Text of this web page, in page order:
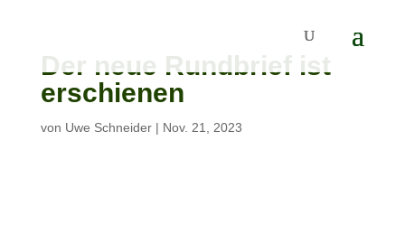
Der neue Rundbrief ist
erschienen
von Uwe Schneider| Nov. 21, 2023